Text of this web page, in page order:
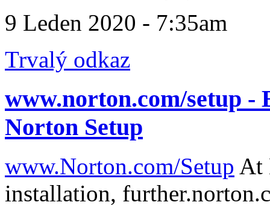
9 Leden 2020 - 7:35am
Trvalý odkaz
www.norton.com/setup -
Norton Setup
www.Norton.com/Setup At
installation,